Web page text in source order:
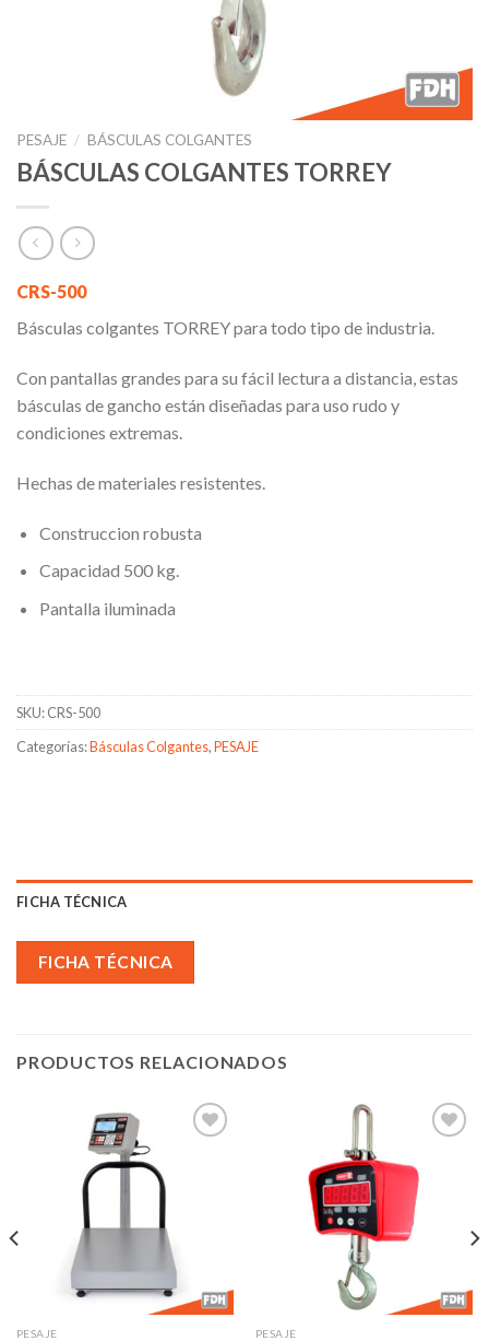
PESAJE / BÁSCULAS COLGANTES
BÁSCULAS COLGANTES TORREY
CRS-500
Básculas colgantes TORREY para todo tipo de industria.
Con pantallas grandes para su fácil lectura a distancia, estas
básculas de gancho están diseñadas para uso rudo y
condiciones extremas.
Hechas de materiales resistentes.
Construccion robusta
Capacidad 500 kg.
Pantalla iluminada
SKU:CRS-500
Categorías:Básculas Colgantes,PESAJE
FICHA TÉCNICA
FICHA TÉCNICA
PRODUCTOS RELACIONADOS
PESAJE PESAJE